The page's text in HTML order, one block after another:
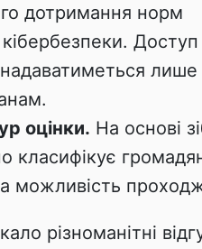
дотримання норм
кібербезпеки.
лише
оцінки. На основі
класифікує
можливість
різноманітні